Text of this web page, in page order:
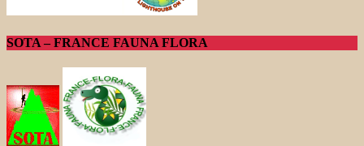
SOTA – FRANCE FAUNA FLORA